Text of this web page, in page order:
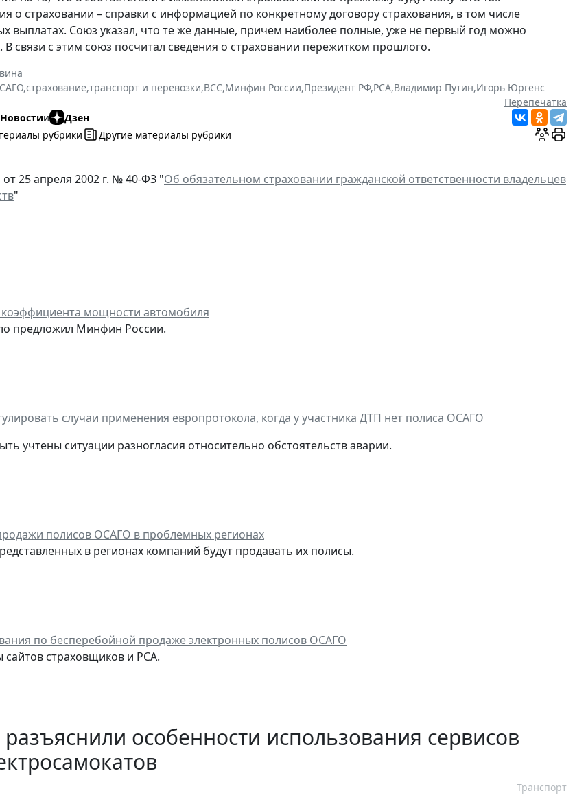
о страховании – справки с информацией по конкретному договору страхования, в том числе
выплатах. Союз указал, что те же данные, причем наиболее полные, уже не первый год можно
связи с этим союз посчитал сведения о страховании пережитком прошлого.
,страхование,транспорт и перевозки,ВСС,Минфин России,Президент РФ,РСА,Владимир Путин,Игорь Юргенс
Перепечатка
Новостии
Дзен
рубрики
Другие материалы рубрики
25 апреля 2002 г. № 40-ФЗ "Об обязательном страховании гражданской ответственности владельцев
"
мощности автомобиля
предложил Минфин России.
случаи применения европротокола, когда у участника ДТП нет полиса ОСАГО
учтены ситуации разногласия относительно обстоятельств аварии.
полисов ОСАГО в проблемных регионах
в регионах компаний будут продавать их полисы.
по бесперебойной продаже электронных полисов ОСАГО
сайтов страховщиков и РСА.
особенности использования сервисов
Транспорт